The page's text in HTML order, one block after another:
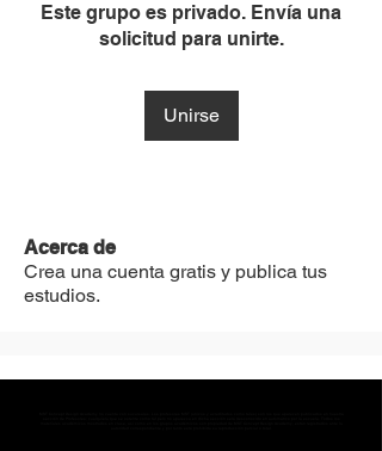
Este grupo es privado. Envía una
solicitud para unirte.
Unirse
Acerca de
Crea una cuenta gratis y publica tus
estudios.